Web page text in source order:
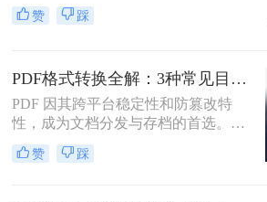
式错乱与隐私担忧！
一致性呈现"——无论在什么设备上
打开，排版都完全一样。这个优点也
位置，而Word是流式排版，内容从上
到下流动、自动换行。
赞 踩
PDF格式转换全解：3种常见目标格式及对应操作方法！
PDF 因其跨平台稳定性和防篡改特
性，成为文档分发与存档的首选。但
当需要编辑内容、调整格式或提取文
本时，将其转换为可编辑的 Word 文
赞 踩